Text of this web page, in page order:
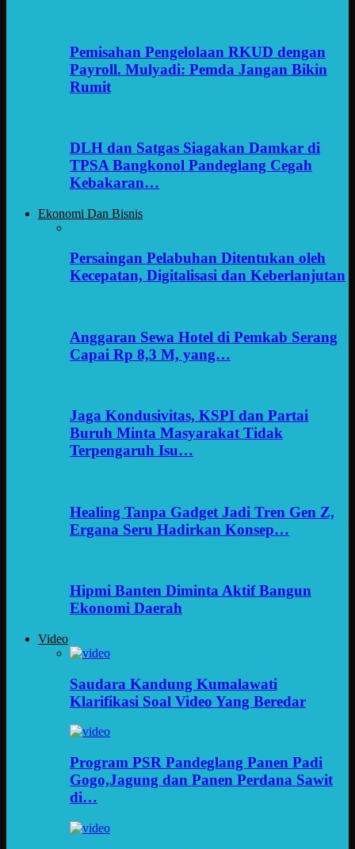
Pemisahan Pengelolaan RKUD dengan
Payroll. Mulyadi: Pemda Jangan Bikin
Rumit
DLH dan Satgas Siagakan Damkar di
TPSA Bangkonol Pandeglang Cegah
Kebakaran…
Ekonomi Dan Bisnis
Persaingan Pelabuhan Ditentukan oleh
Kecepatan, Digitalisasi dan Keberlanjutan
Anggaran Sewa Hotel di Pemkab Serang
Capai Rp 8,3 M, yang…
Jaga Kondusivitas, KSPI dan Partai
Buruh Minta Masyarakat Tidak
Terpengaruh Isu…
Healing Tanpa Gadget Jadi Tren Gen Z,
Ergana Seru Hadirkan Konsep…
Hipmi Banten Diminta Aktif Bangun
Ekonomi Daerah
Video
Saudara Kandung Kumalawati
Klarifikasi Soal Video Yang Beredar
Program PSR Pandeglang Panen Padi
Gogo,Jagung dan Panen Perdana Sawit
di…